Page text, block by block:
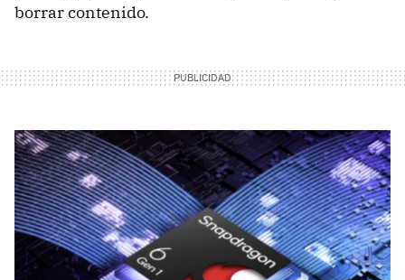
borrar contenido.